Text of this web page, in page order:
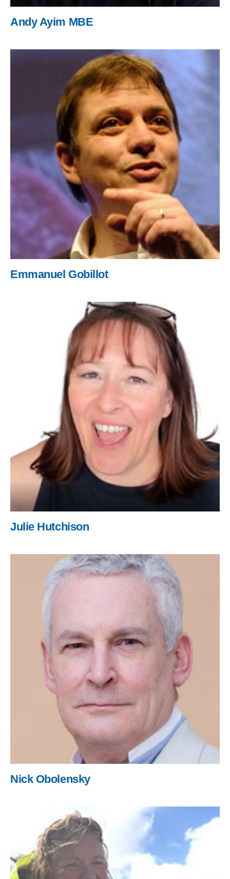
Andy Ayim MBE
Emmanuel Gobillot
Julie Hutchison
Nick Obolensky